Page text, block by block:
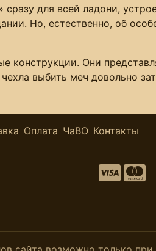
для всей ладони,
Но, естественно, об
конструкции. Они
выбить меч довольно
Оплата ЧаВО Контакты